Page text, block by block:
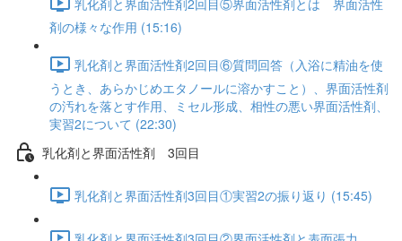
剤の様々な作用 (15:16)
乳化剤と界面活性剤2回目⑥質問回答（入浴に精油を使
うとき、あらかじめエタノールに溶かすこと）、界面活性剤
の汚れを落とす作用、ミセル形成、相性の悪い界面活性剤、
実習2について (22:30)
乳化剤と界面活性剤 3回目
乳化剤と界面活性剤3回目①実習2の振り返り (15:45)